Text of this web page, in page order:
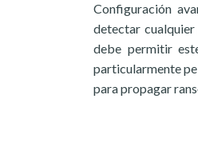
Configuración
detectar cualquier
debe permitir
particularmente
para propagar